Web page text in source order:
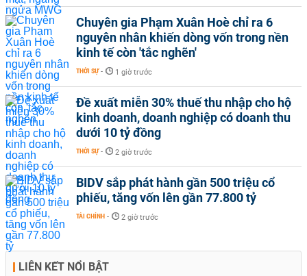
Chuyên gia Phạm Xuân Hoè chỉ ra 6
nguyên nhân khiến dòng vốn trong nền
kinh tế còn 'tắc nghẽn'
THỜI SỰ - 1 giờ trước
Đề xuất miễn 30% thuế thu nhập cho hộ
kinh doanh, doanh nghiệp có doanh thu
dưới 10 tỷ đồng
THỜI SỰ - 2 giờ trước
BIDV sắp phát hành gần 500 triệu cổ
phiếu, tăng vốn lên gần 77.800 tỷ
TÀI CHÍNH - 2 giờ trước
LIÊN KẾT NỔI BẬT